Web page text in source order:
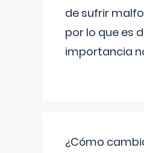
de sufrir
por lo que es
importancia
¿Cómo